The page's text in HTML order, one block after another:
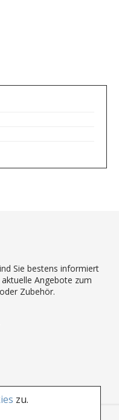
zu.
Sie bestens informiert
Angebote zum
Zubehör.